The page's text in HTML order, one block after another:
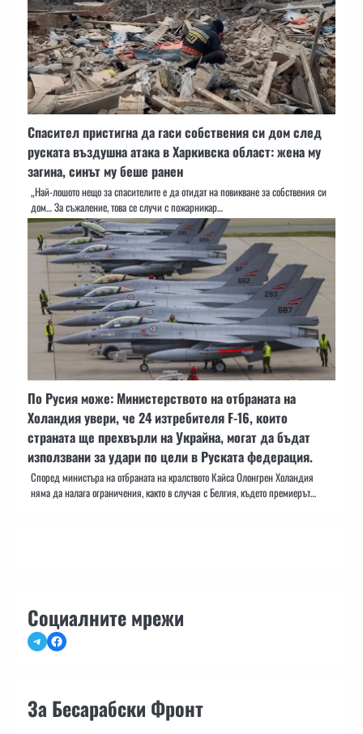
Спасител пристигна да гаси собствения си дом след
руската въздушна атака в Харкивска област: жена му
загина, синът му беше ранен
„Най-лошото нещо за спасителите е да отидат на повикване за собствения си
дом… За съжаление, това се случи с пожарникар…
По Русия може: Министерството на отбраната на
Холандия увери, че 24 изтребителя F-16, които
страната ще прехвърли на Украйна, могат да бъдат
използвани за удари по цели в Руската федерация.
Според министъра на отбраната на кралството Кайса Олонгрен Холандия
няма да налага ограничения, както в случая с Белгия, където премиерът…
Социалните мрежи
TelegramFacebook
За Бесарабски Фронт